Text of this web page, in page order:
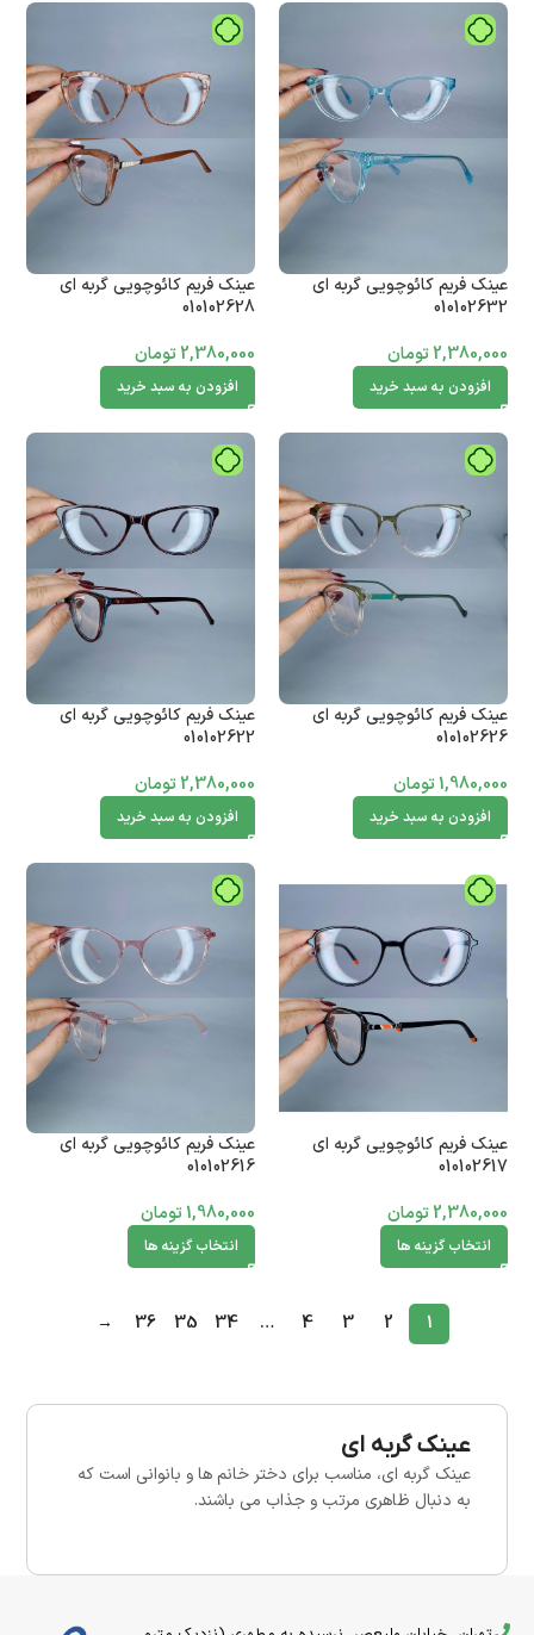
عینک فریم کائوچویی گربه ای
010102632
2,380,000 تومان
افزودن به سبد خرید
عینک فریم کائوچویی گربه ای
010102628
2,380,000تومان
افزودن به سبد خرید
عینک فریم کائوچویی گربه ای
010102626
1,980,000تومان
افزودن به سبد خرید
عینک فریم کائوچویی گربه ای
010102622
2,380,000تومان
افزودن به سبد خرید
عینک فریم کائوچویی گربه ای
010102617
2,380,000 تومان
انتخاب گزینه ها
عینک فریم کائوچویی گربه ای
010102616
1,980,000تومان
انتخاب گزینه ها
1
2
3
4
…
34
35
36
→
عینک گربه ای
عینک گربه ای، مناسب برای دختر خانم ها و بانوانی است که
به دنبال ظاهری مرتب و جذاب می باشند.